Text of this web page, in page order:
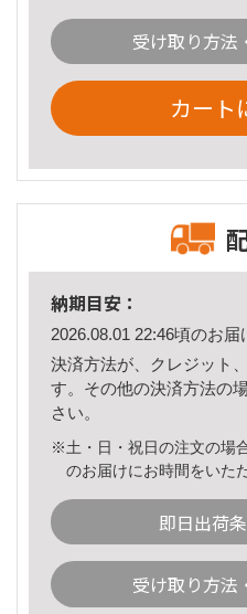
受け取り方法
カート
納期目安：
2026.08.01 22:46頃のお届
決済方法が、クレジット
す。その他の決済方法の
さい。
※土・日・祝日の注文の場
のお届けにお時間をいた
即日出荷
受け取り方法